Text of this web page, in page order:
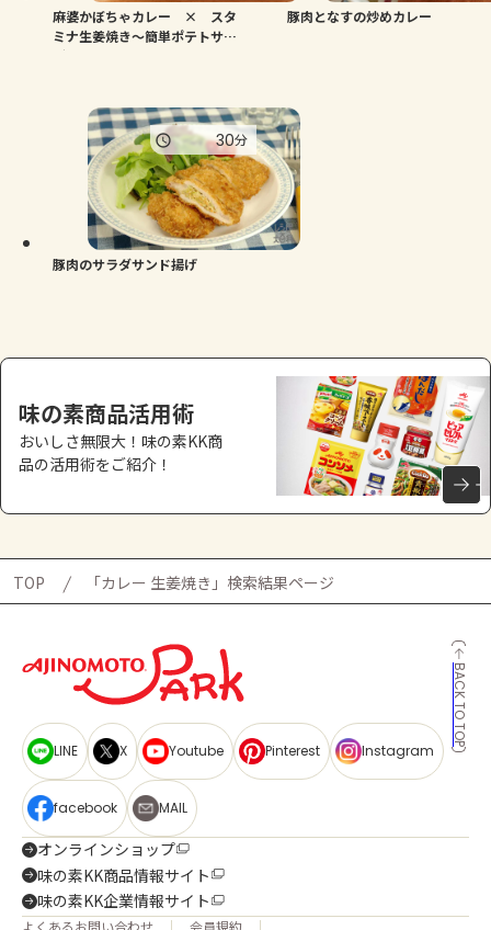
お買い物
麻婆かぼちゃカレー × スタ
ミナ生姜焼き～簡単ポテトサラ
ダ添え
豚肉となすの炒めカレー
豚肉のサラダサンド揚げ
30分
味の素商品活用術
おいしさ無限大！味の素KK商
品の活用術をご紹介！
TOP 「カレー 生姜焼き」検索結果ページ
BACK TO TOP
LINE X Youtube Pinterest Instagram
facebook MAIL
オンラインショップ
味の素KK商品情報サイト
味の素KK企業情報サイト
よくあるお問い合わせ 会員規約